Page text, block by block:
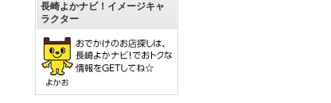
長崎よかナビ！イメージキャ
ラクター